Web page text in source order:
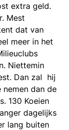
extra geld.
Mest
dat van
meer in het
Niettemin
Dan zal hij
dan de
130 Koeien
dagelijks
lang buiten